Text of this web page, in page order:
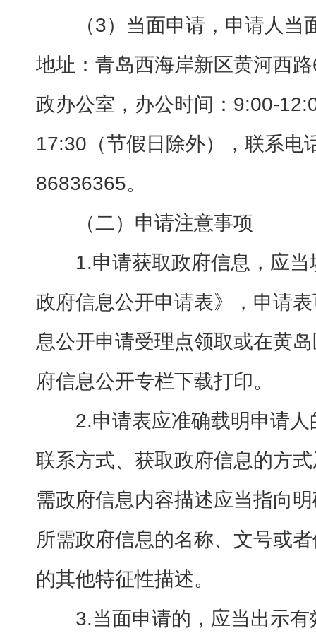
（3）当面申请，申请人
地址：青岛西海岸新区黄河西
政办公室，办公时间：9:00-
17:30（节假日除外），联系电
86836365。
（二）申请注意事项
1.申请获取政府信息，应
政府信息公开申请表》，申请
息公开申请受理点领取或在黄
府信息公开专栏下载打印。
2.申请表应准确载明申请
联系方式、获取政府信息的方
需政府信息内容描述应当指向
所需政府信息的名称、文号或
的其他特征性描述。
3.当面申请的，应当出示